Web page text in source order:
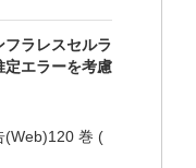
ラレスセルラ
定エラーを考慮
(Web)120 巻 (